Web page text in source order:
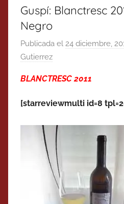
Guspí: Blanctresc
Negro
Publicada el 24 diciembre,
Gutierrez
BLANCTRESC 2011
[starreviewmulti id=8